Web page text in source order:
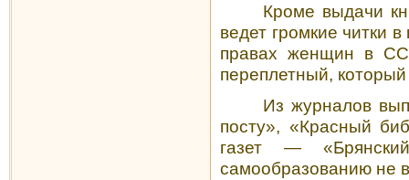
Кроме выдачи
ведет громкие читки
правах женщин в
переплет­ный,
Из журналов
посту», «Красный
газет —
самообразованию не